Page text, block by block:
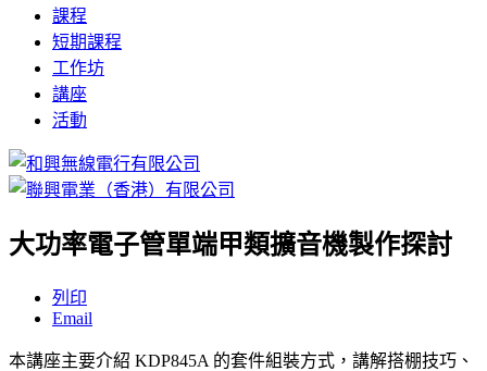
課程
短期課程
工作坊
講座
活動
大功率電子管單端甲類擴音機製作探討
列印
Email
本講座主要介紹 KDP845A 的套件組裝方式，講解搭棚技巧、